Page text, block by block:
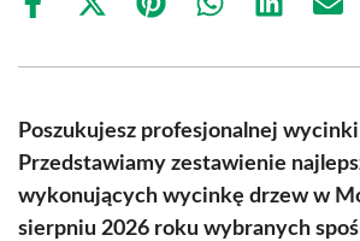
Share
Share
(Twitter)
Share Share Share
Poszukujesz profesjonalnej
Przedstawiamy zestawienie
wykonujących wycinkę drzew w
sierpniu 2026 roku wybranych